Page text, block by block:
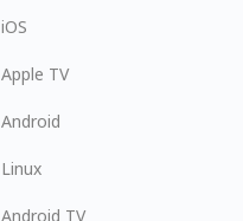
iOS
Apple TV
Android
Linux
Android TV